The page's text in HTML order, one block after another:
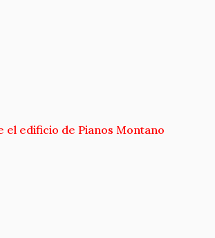
el edificio de Pianos Montano